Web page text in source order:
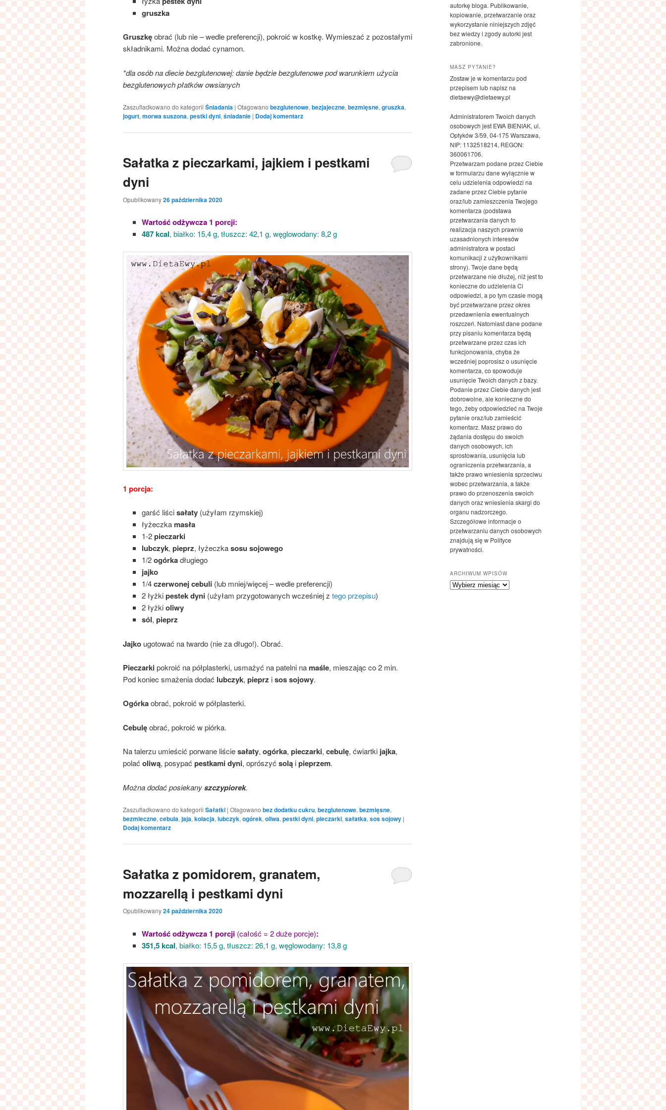
gruszka
Gruszkęobrać (lub nie – wedle preferencji), pokroić w kostkę. Wymieszać z pozostałymi
składnikami. Można dodać cynamon.
*dla osób na diecie bezglutenowej: danie będzie bezglutenowe pod warunkiem użycia
bezglutenowych płatków owsianych
Zaszufladkowano do kategorii Śniadania | Otagowano bezglutenowe, bezjajeczne, bezmięsne, gruszka,
jogurt, morwa suszona, pestki dyni, śniadanie | Dodaj komentarz
Sałatka z pieczarkami, jajkiem i pestkami
dyni
Opublikowany26 października 2020
Wartość odżywcza 1 porcji:
487 kcal, białko: 15,4 g, tłuszcz: 42,1 g, węglowodany: 8,2 g
1 porcja:
garść liścisałaty(użyłam rzymskiej)
łyżeczka masła
1-2pieczarki
lubczyk, pieprz, łyżeczkasosu sojowego
1/2ogórkadługiego
jajko
1/4czerwonej cebuli(lub mniej/więcej – wedle preferencji)
2 łyżkipestek dyni(użyłam przygotowanych wcześniej z tego przepisu)
2 łyżkioliwy
sól, pieprz
Jajko ugotować na twardo (nie za długo!). Obrać.
Pieczarkipokroić na półplasterki, usmażyć na patelni na maśle, mieszając co 2 min.
Pod koniec smażenia dodać lubczyk, pieprz isos sojowy.
Ogórkaobrać, pokroić w półplasterki.
Cebulęobrać, pokroić w piórka.
Na talerzu umieścić porwane liściesałaty, ogórka, pieczarki, cebulę, ćwiartki jajka,
polać oliwą, posypać pestkami dyni, oprószyć solą ipieprzem.
Można dodać posiekanyszczypiorek.
Zaszufladkowano do kategorii Sałatki | Otagowano bez dodatku cukru, bezglutenowe, bezmięsne,
bezmleczne, cebula, jaja, kolacja, lubczyk, ogórek, oliwa, pestki dyni, pieczarki, sałatka, sos sojowy |
Dodaj komentarz
Sałatka z pomidorem, granatem,
mozzarellą i pestkami dyni
Opublikowany24 października 2020
Wartość odżywcza 1 porcji (całość = 2 duże porcje):
351,5 kcal, białko: 15,5 g, tłuszcz: 26,1 g, węglowodany: 13,8 g
autorkę bloga. Publikowanie,
kopiowanie, przetwarzanie oraz
wykorzystanie niniejszych zdjęć
bez wiedzy i zgody autorki jest
zabronione.
MASZ PYTANIE?
Zostaw je w komentarzu pod
przepisem lub napisz na
dietaewy@dietaewy.pl
Administratorem Twoich danych
osobowych jest EWA BIENIAK, ul.
Optyków 3/59, 04-175 Warszawa,
NIP: 1132518214, REGON:
360061706.
Przetwarzam podane przez Ciebie
w formularzu dane wyłącznie w
celu udzielenia odpowiedzi na
zadane przez Ciebie pytanie
oraz/lub zamieszczenia Twojego
komentarza (podstawa
przetwarzania danych to
realizacja naszych prawnie
uzasadnionych interesów
administratora w postaci
komunikacji z użytkownikami
strony). Twoje dane będą
przetwarzane nie dłużej, niż jest to
konieczne do udzielenia Ci
odpowiedzi, a po tym czasie mogą
być przetwarzane przez okres
przedawnienia ewentualnych
roszczeń. Natomiast dane podane
przy pisaniu komentarza będą
przetwarzane przez czas ich
funkcjonowania, chyba że
wcześniej poprosisz o usunięcie
komentarza, co spowoduje
usunięcie Twoich danych z bazy.
Podanie przez Ciebie danych jest
dobrowolne, ale konieczne do
tego, żeby odpowiedzieć na Twoje
pytanie oraz/lub zamieścić
komentarz. Masz prawo do
żądania dostępu do swoich
danych osobowych, ich
sprostowania, usunięcia lub
ograniczenia przetwarzania, a
także prawo wniesienia sprzeciwu
wobec przetwarzania, a także
prawo do przenoszenia swoich
danych oraz wniesienia skargi do
organu nadzorczego.
Szczegółowe informacje o
przetwarzaniu danych osobowych
znajdują się w Polityce
prywatności.
ARCHIWUM WPISÓW
Archiwum